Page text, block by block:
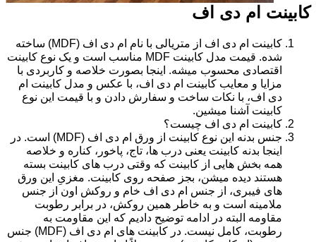
کابینت ام دی اف
کابینت ام دی اف از متریالی با نام ام دی اف (MDF) ساخته
شده. قیمت مدل کابینت MDF مناسب است و یک نوع کابینت
اقتصادی محسوب میشه. اینجا بصورت خلاصه و کاربردی با
مزایا و معایب کابینت ام دی اف، با عکس و مدل کابینت ام
دی اف، با نکات ساخت و سفارش دادن و با قیمت این نوع
کابینت آشنا میشین.
کابینت ام دی اف چیست؟
جنس بدنه این نوع کابینت از ورق ام دی اف (MDF) است. در
اینجا بدنه کابینت یعنی درب ها، تاج، پاخور، کناره و خلاصه
همه بخش هایی از کابینت که وقتی درب های کابینت بسته
هستند دیده میشن، بجز صفحه روی کابینت. مغزیِ این ورق
های فیبری، از جنس ام دی اف خام و روکش اون از جنس
ملامینه است و به خاطر همین روکش، در برابر رطوبت
مقاومه البته در ادامه توضیح دادیم که این مقاومت به
رطوبت، کامل نیست. در کابینت های ام دی اف (MDF) جنس